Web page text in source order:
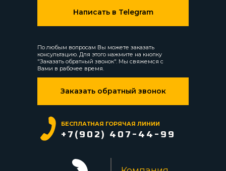
По любым вопросам Вы можете заказать
консультацию. Для этого нажмите на кнопку
"Заказать обратный звонок". Мы свяжемся с
Вами в рабочее время.
+7(902) 407-44-99
БЕСПЛАТНАЯ ГОРЯЧАЯ ЛИНИИ
Заказать обратный звонок
Написать в Telegram